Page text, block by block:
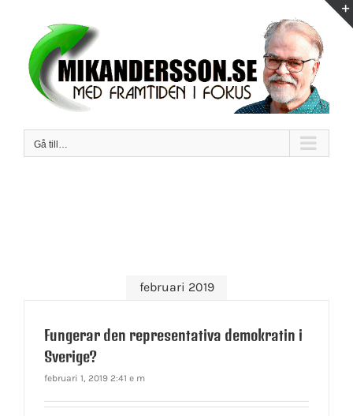
innehållet
Gå till…
februari 2019
Fungerar den representativa demokratin i
Sverige?
februari 1, 2019 2:41 e m